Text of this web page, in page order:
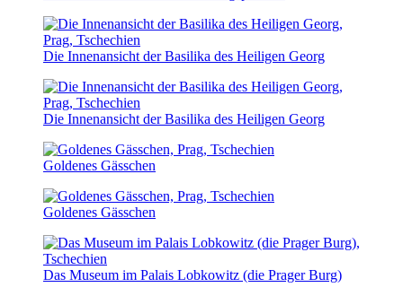
Die Innenansicht der Basilika des Heiligen Georg
Die Innenansicht der Basilika des Heiligen Georg
Goldenes Gässchen
Goldenes Gässchen
Das Museum im Palais Lobkowitz (die Prager Burg)